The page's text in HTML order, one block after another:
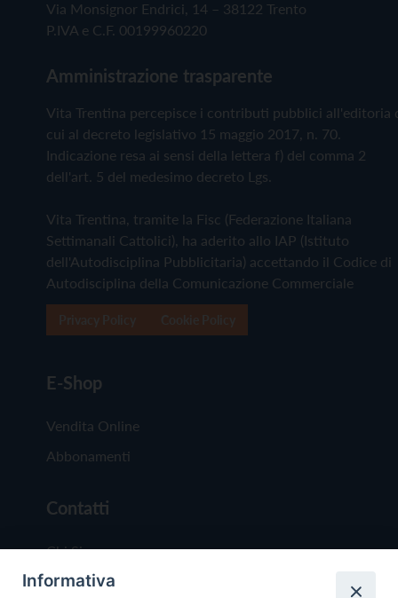
Via Monsignor Endrici, 14 – 38122 Trento
P.IVA e C.F. 00199960220
Amministrazione trasparente
Vita Trentina percepisce i contributi pubblici all'editoria
cui al decreto legislativo 15 maggio 2017, n. 70.
Indicazione resa ai sensi della lettera f) del comma 2
dell'art. 5 del medesimo decreto Lgs.
Vita Trentina, tramite la Fisc (Federazione Italiana
Settimanali Cattolici), ha aderito allo IAP (Istituto
dell'Autodisciplina Pubblicitaria) accettando il Codice di
Autodisciplina della Comunicazione Commerciale
E-Shop
Vendita Online
Abbonamenti
Contatti
Chi Siamo
Redazione
Informativa